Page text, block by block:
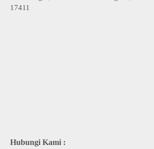
17411
Hubungi Kami :